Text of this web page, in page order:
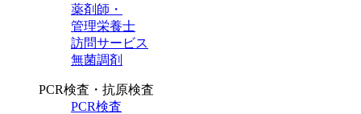
薬剤師・
管理栄養士
訪問サービス
無菌調剤
PCR検査・抗原検査
PCR検査